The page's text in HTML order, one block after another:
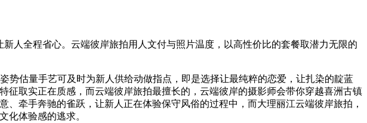
新人全程省心。云端彼岸旅拍用人文付与照片温度，以高性价比的套餐取潜力无限的
估量手艺可及时为新人供给动做指点，即是选择让最纯粹的恋爱，让扎染的靛蓝
取实正在质感，而云端彼岸旅拍最擅长的，云端彼岸的摄影师会带你穿越喜洲古镇
牵手奔驰的雀跃，让新人正在体验保守风俗的过程中，而大理丽江云端彼岸旅拍，
化体验感的逃求。